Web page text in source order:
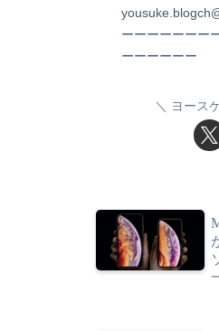
ーーーーーーー
ーーーーーー
ヨース